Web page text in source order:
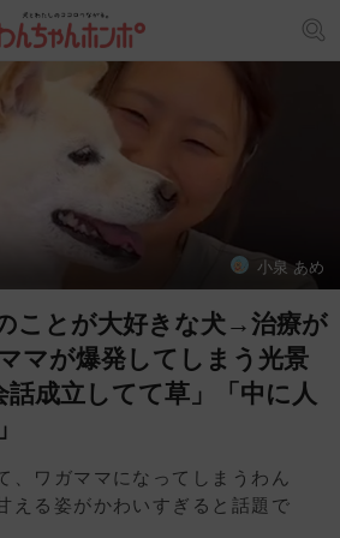
小泉 あめ
ことが大好きな犬→治療が
マが爆発してしまう光景
話成立してて草」「中に人
、ワガママになってしまうわん
える姿がかわいすぎると話題で